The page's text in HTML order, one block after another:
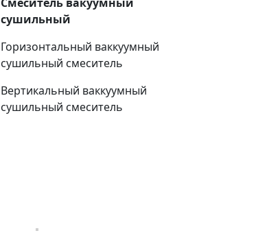
сушильный
Горизонтальный ваккуумный
сушильный смеситель
Вертикальный ваккуумный
сушильный смеситель